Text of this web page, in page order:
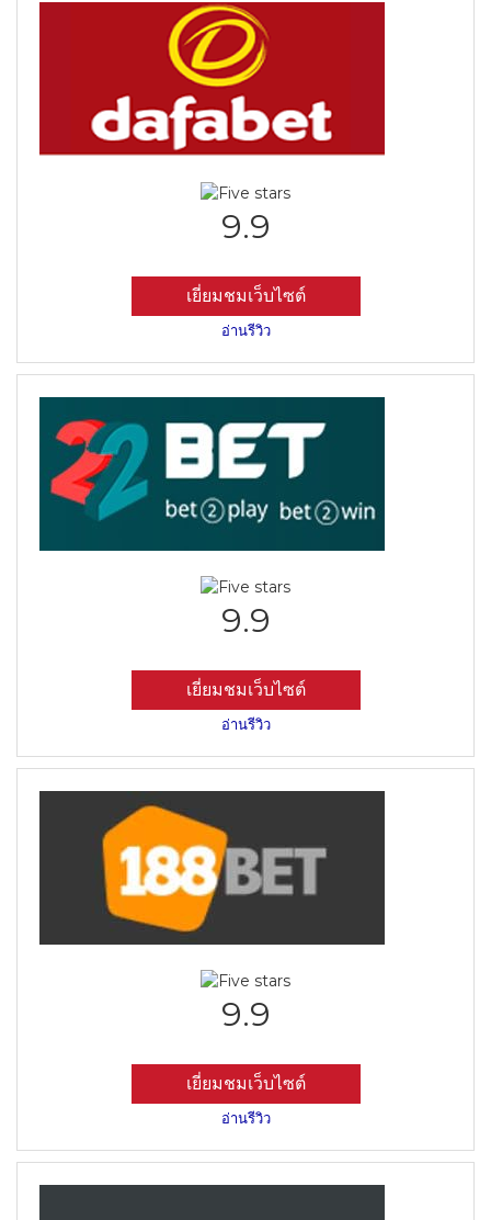
9.9
เยี่ยมชมเว็บไซต์
อ่านรีวิว
9.9
เยี่ยมชมเว็บไซต์
อ่านรีวิว
9.9
เยี่ยมชมเว็บไซต์
อ่านรีวิว